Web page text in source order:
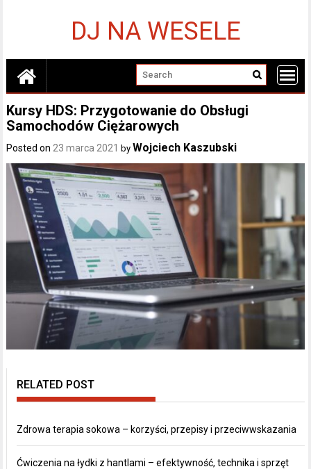
DJ NA WESELE
Kursy HDS: Przygotowanie do Obsługi
Samochodów Ciężarowych
Posted on 23 marca 2021 by Wojciech Kaszubski
RELATED POST
Zdrowa terapia sokowa – korzyści, przepisy i przeciwwskazania
Ćwiczenia na łydki z hantlami – efektywność, technika i sprzęt